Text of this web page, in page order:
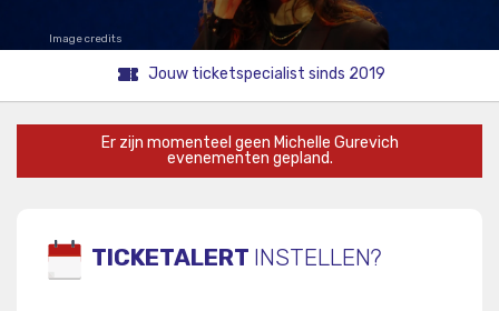
Image credits
Jouw ticketspecialist sinds 2019
Er zijn momenteel geen Michelle Gurevich
evenementen gepland.
TICKETALERT INSTELLEN?